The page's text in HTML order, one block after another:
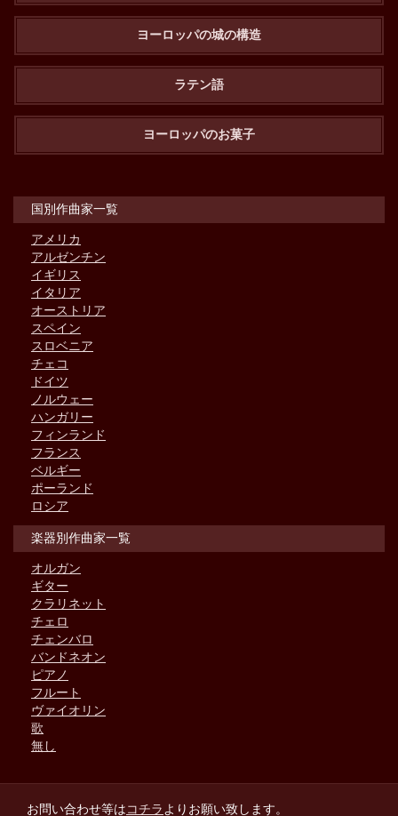
ヨーロッパの城の構造
ラテン語
ヨーロッパのお菓子
国別作曲家一覧
アメリカ
アルゼンチン
イギリス
イタリア
オーストリア
スペイン
スロベニア
チェコ
ドイツ
ノルウェー
ハンガリー
フィンランド
フランス
ベルギー
ポーランド
ロシア
楽器別作曲家一覧
オルガン
ギター
クラリネット
チェロ
チェンバロ
バンドネオン
ピアノ
フルート
ヴァイオリン
歌
無し
お問い合わせ等はコチラよりお願い致します。